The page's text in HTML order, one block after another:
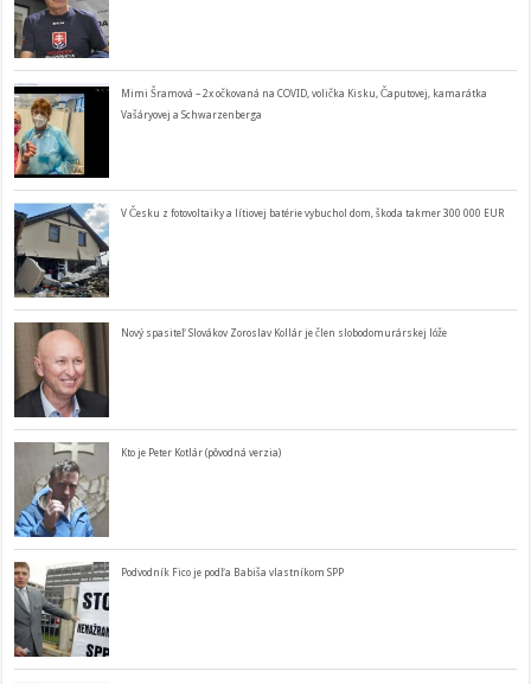
Mimi Šramová – 2x očkovaná na COVID, volička Kisku, Čaputovej, kamarátka
Vašáryovej a Schwarzenberga
V Česku z fotovoltaiky a lítiovej batérie vybuchol dom, škoda takmer 300 000 EUR
Nový spasiteľ Slovákov Zoroslav Kollár je člen slobodomurárskej lóže
Kto je Peter Kotlár (pôvodná verzia)
Podvodník Fico je podľa Babiša vlastníkom SPP